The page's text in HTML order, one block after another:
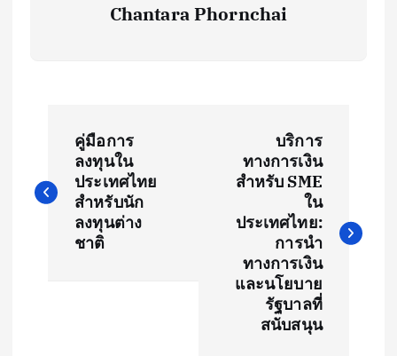
Chantara Phornchai
o
s
คู่มือการ
ลงทุนใน
ประเทศไทย
สำหรับนัก
ลงทุนต่าง
ชาติ
บริการ
ทางการเงิน
สำหรับ SME
ใน
ประเทศไทย:
การนำ
ทางการเงิน
และนโยบาย
รัฐบาลที่
สนับสนุน